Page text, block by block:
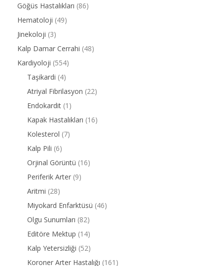
Göğüs Hastalıkları (86)
Hematoloji (49)
Jinekoloji (3)
Kalp Damar Cerrahi (48)
Kardiyoloji (554)
Taşikardi (4)
Atriyal Fibrilasyon (22)
Endokardit (1)
Kapak Hastalıkları (16)
Kolesterol (7)
Kalp Pili (6)
Orjinal Görüntü (16)
Periferik Arter (9)
Aritmi (28)
Miyokard Enfarktüsü (46)
Olgu Sunumları (82)
Editöre Mektup (14)
Kalp Yetersizliği (52)
Koroner Arter Hastalığı (161)